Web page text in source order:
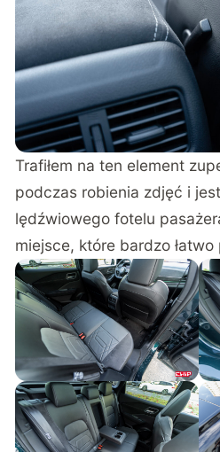
Trafiłem na ten element
podczas robienia zdjęć i
lędźwiowego fotelu
miejsce, które bardzo